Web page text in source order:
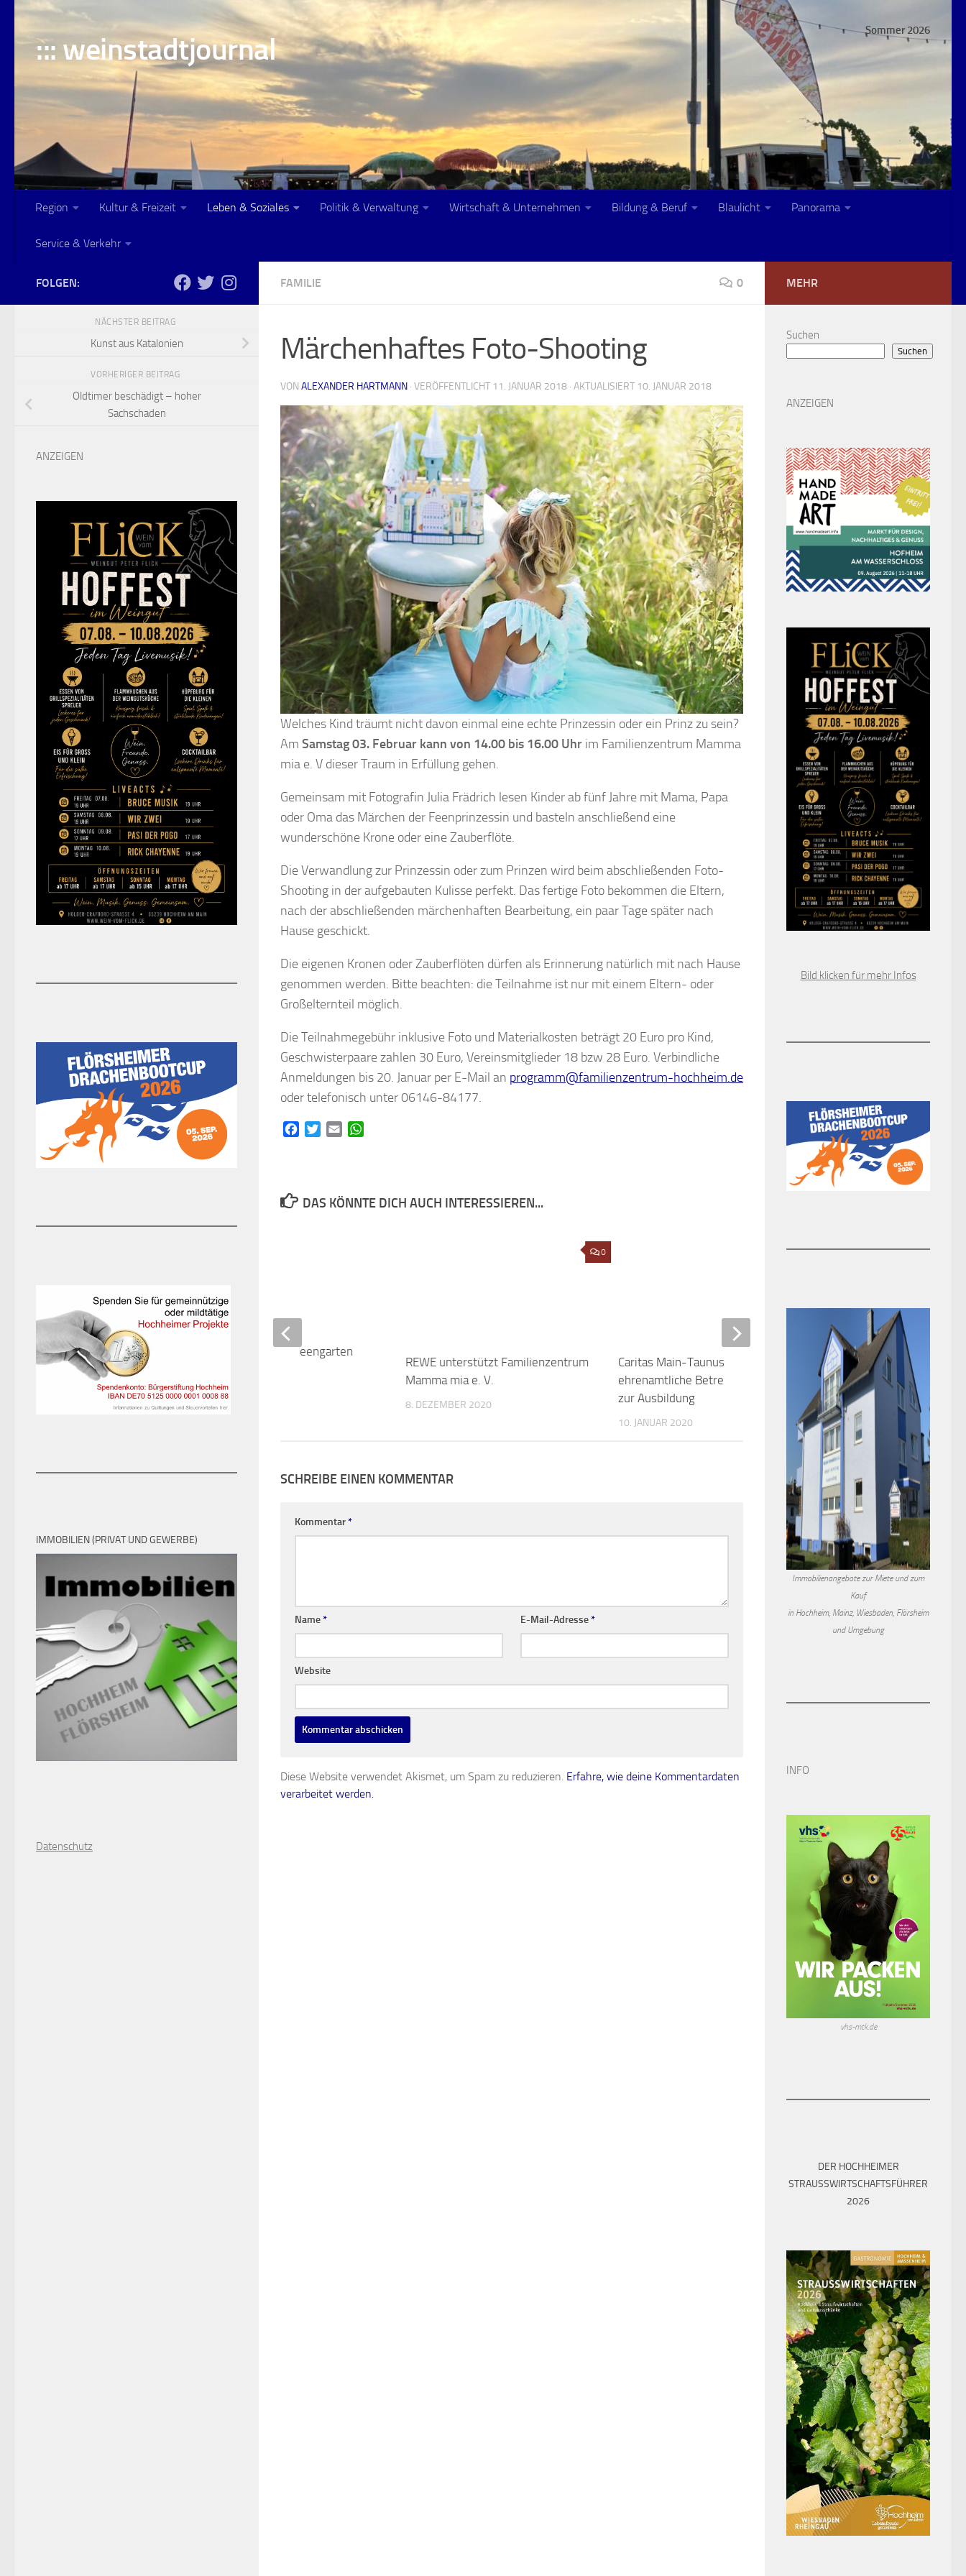
Skip to content
::: weinstadtjournal
Sommer 2026
Region Kultur & Freizeit Leben & Soziales Politik & Verwaltung Wirtschaft & Unternehmen Bildung & Beruf Blaulicht Panorama
Service & Verkehr
FAMILIE 0
Märchenhaftes Foto-Shooting
VON ALEXANDER HARTMANN · VERÖFFENTLICHT 11. JANUAR 2018 · AKTUALISIERT 10. JANUAR 2018
Welches Kind träumt nicht davon einmal eine echte Prinzessin oder ein Prinz zu sein?
Am Samstag 03. Februar kann von 14.00 bis 16.00 Uhr im Familienzentrum Mamma
mia e. V dieser Traum in Erfüllung gehen.
Gemeinsam mit Fotografin Julia Frädrich lesen Kinder ab fünf Jahre mit Mama, Papa
oder Oma das Märchen der Feenprinzessin und basteln anschließend eine
wunderschöne Krone oder eine Zauberflöte.
Die Verwandlung zur Prinzessin oder zum Prinzen wird beim abschließenden Foto-
Shooting in der aufgebauten Kulisse perfekt. Das fertige Foto bekommen die Eltern,
nach der abschließenden märchenhaften Bearbeitung, ein paar Tage später nach
Hause geschickt.
Die eigenen Kronen oder Zauberflöten dürfen als Erinnerung natürlich mit nach Hause
genommen werden. Bitte beachten: die Teilnahme ist nur mit einem Eltern- oder
Großelternteil möglich.
Die Teilnahmegebühr inklusive Foto und Materialkosten beträgt 20 Euro pro Kind,
Geschwisterpaare zahlen 30 Euro, Vereinsmitglieder 18 bzw 28 Euro. Verbindliche
Anmeldungen bis 20. Januar per E-Mail an programm@familienzentrum-hochheim.de
oder telefonisch unter 06146-84177.
FacebookTwitterEmail
DAS KÖNNTE DICH AUCH INTERESSIEREN...
0
REWE unterstützt Familienzentrum
0
„Pusteblümchen“ in
Weinberg
4. OKTOBER 2017
SCHREIBE EINEN KOMMENTAR
Kommentar*
Name* E-Mail-Adresse*
Website
Diese Website verwendet Akismet, um Spam zu reduzieren. Erfahre, wie deine Kommentardaten
verarbeitet werden.
FOLGEN:
NÄCHSTER BEITRAG
Kunst aus Katalonien
VORHERIGER BEITRAG
Oldtimer beschädigt – hoher
Sachschaden
ANZEIGEN
IMMOBILIEN (PRIVAT UND GEWERBE)
Datenschutz
MEHR
Suchen
Suchen
ANZEIGEN
Bild klicken für mehr Infos
Immobilienangebote zur Miete und zum
Kauf
in Hochheim, Mainz, Wiesbaden, Flörsheim
und Umgebung
INFO
vhs-mtk.de
DER HOCHHEIMER
STRAUSSWIRTSCHAFTSFÜHRER 2
026